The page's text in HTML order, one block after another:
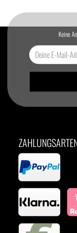
Keine